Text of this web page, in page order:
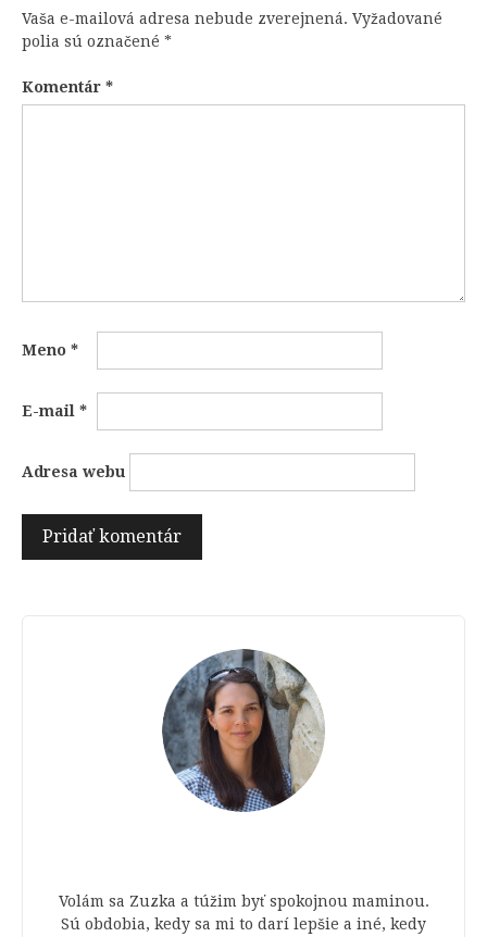
Vaša e-mailová adresa nebude zverejnená. Vyžadované
polia sú označené *
Komentár *
Meno *
E-mail *
Adresa webu
Volám sa Zuzka a túžim byť spokojnou maminou.
Sú obdobia, kedy sa mi to darí lepšie a iné, kedy